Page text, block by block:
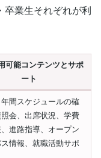
業生それぞれが利
可能コンテンツとサポ
ート
間スケジュールの確
会、出席状況、学費
進路指導、オープン
情報、就職活動サポ